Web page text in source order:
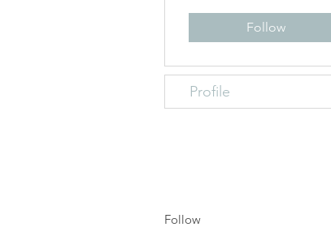
Follow
Profile
Follow